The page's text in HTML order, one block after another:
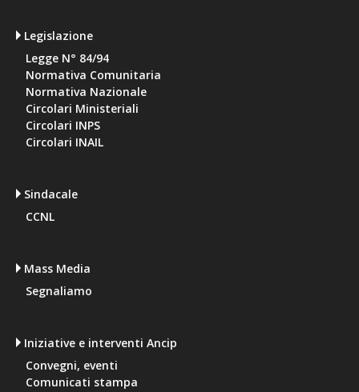
Legislazione
Legge N° 84/94
Normativa Comunitaria
Normativa Nazionale
Circolari Ministeriali
Circolari INPS
Circolari INAIL
Sindacale
CCNL
Mass Media
Segnaliamo
Iniziative e interventi Ancip
Convegni, eventi
Comunicati stampa